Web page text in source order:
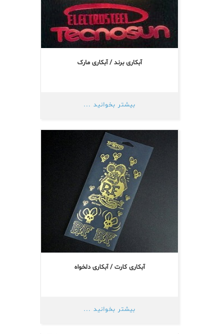
آبکاری برند / آبکاری مارک
بیشتر بخوانید ...
آبکاری کارت / آبکاری دلخواه
بیشتر بخوانید ...